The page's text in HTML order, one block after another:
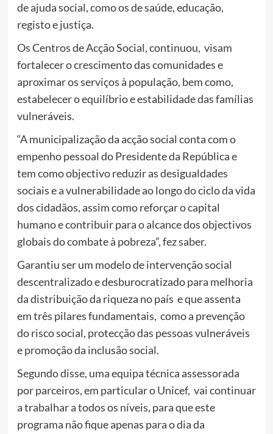
de ajuda social, como os de saúde, educação,
registo e justiça.
Os Centros de Acção Social, continuou, visam
fortalecer o crescimento das comunidades e
aproximar os serviços à população, bem como,
estabelecer o equilíbrio e estabilidade das famílias
vulneráveis.
“A municipalização da acção social conta com o
empenho pessoal do Presidente da República e
tem como objectivo reduzir as desigualdades
sociais e a vulnerabilidade ao longo do ciclo da vida
dos cidadãos, assim como reforçar o capital
humano e contribuir para o alcance dos objectivos
globais do combate à pobreza”, fez saber.
Garantiu ser um modelo de intervenção social
descentralizado e desburocratizado para melhoria
da distribuição da riqueza no país e que assenta
em três pilares fundamentais, como a prevenção
do risco social, protecção das pessoas vulneráveis
e promoção da inclusão social.
Segundo disse, uma equipa técnica assessorada
por parceiros, em particular o Unicef, vai continuar
a trabalhar a todos os níveis, para que este
programa não fique apenas para o dia da